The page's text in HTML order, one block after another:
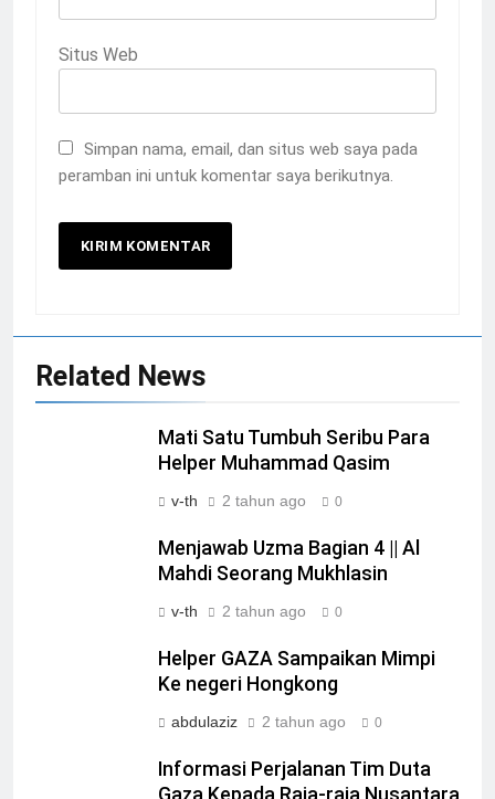
Situs Web
Simpan nama, email, dan situs web saya pada
peramban ini untuk komentar saya berikutnya.
Related News
Mati Satu Tumbuh Seribu Para
Helper Muhammad Qasim
v-th 2 tahun ago 0
Menjawab Uzma Bagian 4 || Al
Mahdi Seorang Mukhlasin
v-th 2 tahun ago 0
Helper GAZA Sampaikan Mimpi
Ke negeri Hongkong
abdulaziz 2 tahun ago 0
Informasi Perjalanan Tim Duta
Gaza Kepada Raja-raja Nusantara